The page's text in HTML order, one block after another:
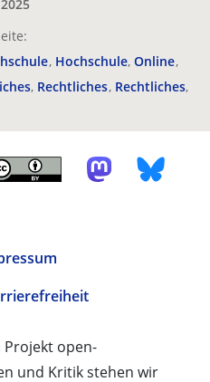
Hochschule Online
Rechtliches Rechtliches
Projekt open-
und Kritik stehen wir